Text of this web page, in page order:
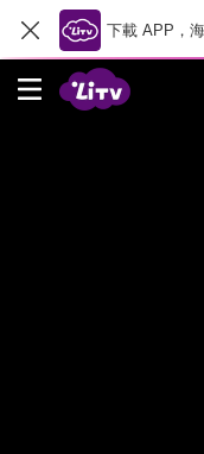
下載 APP，